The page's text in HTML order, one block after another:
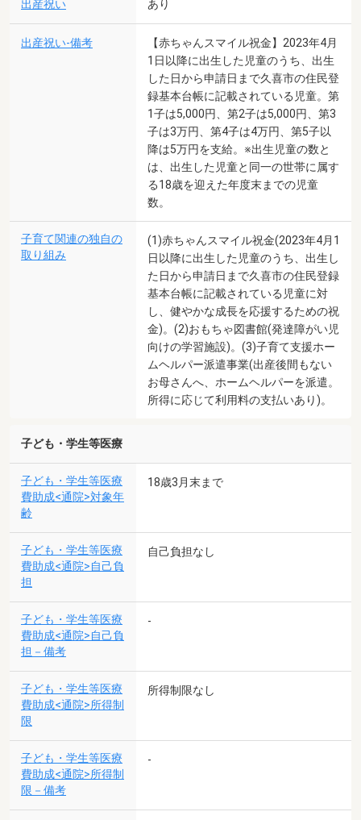
出産祝い あり
出産祝い-備考
【赤ちゃんスマイル祝金】2023年4月
1日以降に出生した児童のうち、出生
した日から申請日まで久喜市の住民登
録基本台帳に記載されている児童。第
1子は5,000円、第2子は5,000円、第3
子は3万円、第4子は4万円、第5子以
降は5万円を支給。※出生児童の数と
は、出生した児童と同一の世帯に属す
る18歳を迎えた年度末までの児童
数。
子育て関連の独自の
取り組み
(1)赤ちゃんスマイル祝金(2023年4月1
日以降に出生した児童のうち、出生し
た日から申請日まで久喜市の住民登録
基本台帳に記載されている児童に対
し、健やかな成長を応援するための祝
金)。(2)おもちゃ図書館(発達障がい児
向けの学習施設)。(3)子育て支援ホー
ムヘルパー派遣事業(出産後間もない
お母さんへ、ホームヘルパーを派遣。
所得に応じて利用料の支払いあり)。
子ども・学生等医療
子ども・学生等医療
費助成<通院>対象年
齢
18歳3月末まで
子ども・学生等医療
費助成<通院>自己負
担
自己負担なし
子ども・学生等医療
費助成<通院>自己負
担－備考
-
子ども・学生等医療
費助成<通院>所得制
限
所得制限なし
子ども・学生等医療
費助成<通院>所得制
限－備考
-